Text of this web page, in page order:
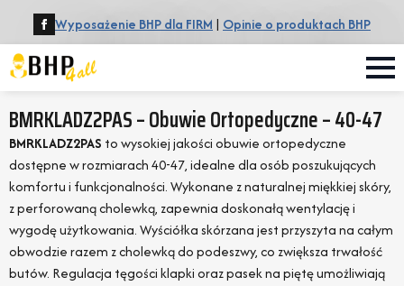
Wyposażenie BHP dla FIRM | Opinie o produktach BHP
BMRKLADZ2PAS – Obuwie Ortopedyczne – 40-47
BMRKLADZ2PAS to wysokiej jakości obuwie ortopedyczne
dostępne w rozmiarach 40-47, idealne dla osób poszukujących
komfortu i funkcjonalności. Wykonane z naturalnej miękkiej skóry,
z perforowaną cholewką, zapewnia doskonałą wentylację i
wygodę użytkowania. Wyściółka skórzana jest przyszyta na całym
obwodzie razem z cholewką do podeszwy, co zwiększa trwałość
butów. Regulacja tęgości klapki oraz pasek na piętę umożliwiają